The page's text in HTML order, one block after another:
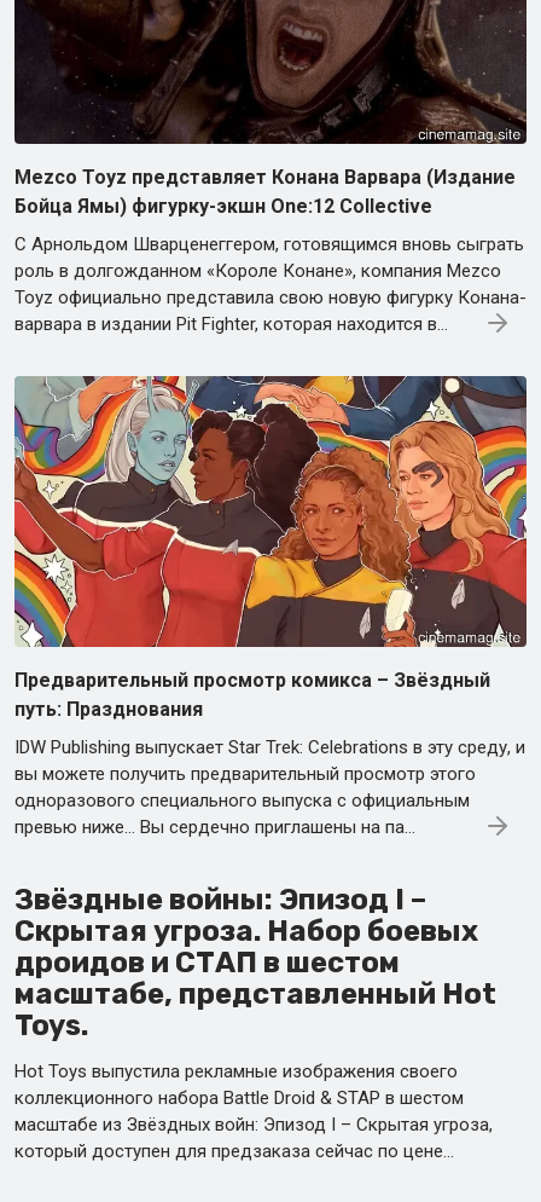
Mezco Toyz представляет Конана Варвара (Издание
Бойца Ямы) фигурку-экшн One:12 Collective
С Арнольдом Шварценеггером, готовящимся вновь сыграть
роль в долгожданном «Короле Конане», компания Mezco
Toyz официально представила свою новую фигурку Конана-
варвара в издании Pit Fighter, которая находится в…
Предварительный просмотр комикса – Звёздный
путь: Празднования
IDW Publishing выпускает Star Trek: Celebrations в эту среду, и
вы можете получить предварительный просмотр этого
одноразового специального выпуска с официальным
превью ниже… Вы сердечно приглашены на па…
Звёздные войны: Эпизод I –
Скрытая угроза. Набор боевых
дроидов и СТАП в шестом
масштабе, представленный Hot
Toys.
Hot Toys выпустила рекламные изображения своего
коллекционного набора Battle Droid & STAP в шестом
масштабе из Звёздных войн: Эпизод I – Скрытая угроза,
который доступен для предзаказа сейчас по цене…